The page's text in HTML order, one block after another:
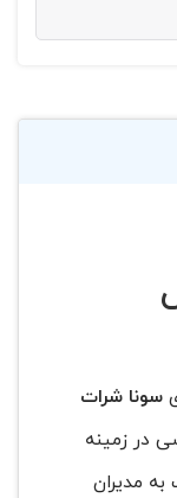
سونا شرات
در زمینه
به مدیران